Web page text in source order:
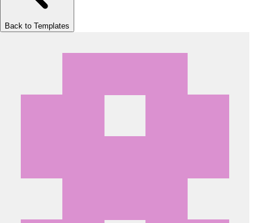
Back to Templates